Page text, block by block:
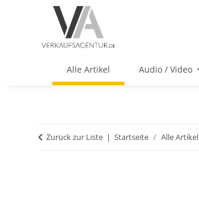
Alle Artikel Audio / Video
Zurück zur Liste Startseite Alle Artikel